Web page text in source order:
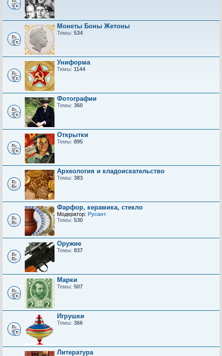
Монеты Боны Жетоны
Темы: 534
Униформа
Темы: 1144
Фотографии
Темы: 360
Открытки
Темы: 895
Археология и кладоискательство
Темы: 383
Фарфор, керамика, стекло
Модератор: Русант
Темы: 530
Оружие
Темы: 837
Марки
Темы: 507
Игрушки
Темы: 366
Литература